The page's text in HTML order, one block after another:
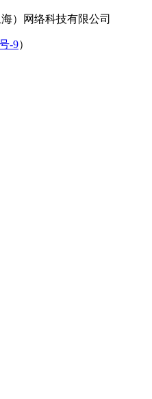
）网络科技有限公司
-9）